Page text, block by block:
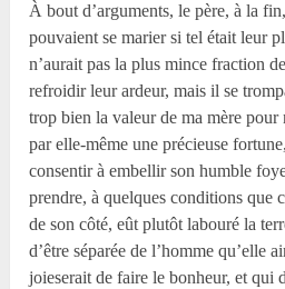
À bout d’arguments, le père, à la
pouvaient se marier si tel était leur
n’aurait pas la plus mince fraction
refroidir leur ardeur, mais il se
trop bien la valeur de ma mère pour
par elle-même une précieuse
consentir à embellir son humble
prendre, à quelques conditions que
de son côté, eût plutôt labouré la
d’être séparée de l’homme qu’elle
joieserait de faire le bonheur, et qui